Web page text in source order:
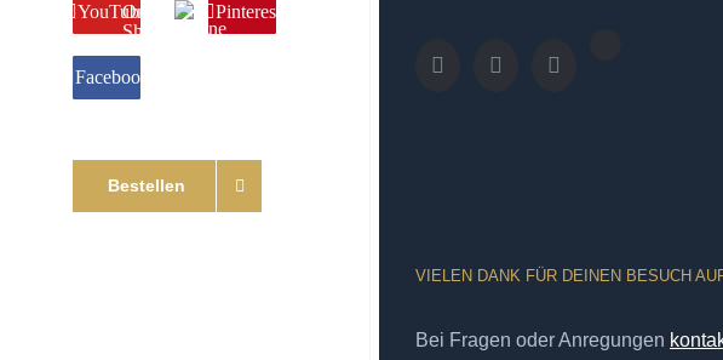
YouTubeOnline
Shop
Pinterest
Facebook
Bestellen
VIELEN DANK FÜR DEINEN BESUCH
Bei Fragen oder Anregungen